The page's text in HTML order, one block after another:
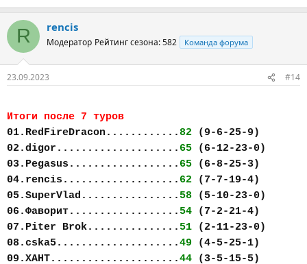
R rencis
Модератор Рейтинг сезона: 582 Команда форума
23.09.2023 #14
Итоги после 7 туров
01.RedFireDracon............82 (9-6-25-9)
02.digor.................... 65 (6-12-23-0)
03.Pegasus.................. 65 (6-8-25-3)
04.rencis................... 62 (7-7-19-4)
05.SuperVlad................ 58 (5-10-23-0)
06.Фаворит.................. 54 (7-2-21-4)
07.Piter Brok............... 51 (2-11-23-0)
08.cska5....................49 (4-5-25-1)
09.ХАНТ.....................44 (3-5-15-5)